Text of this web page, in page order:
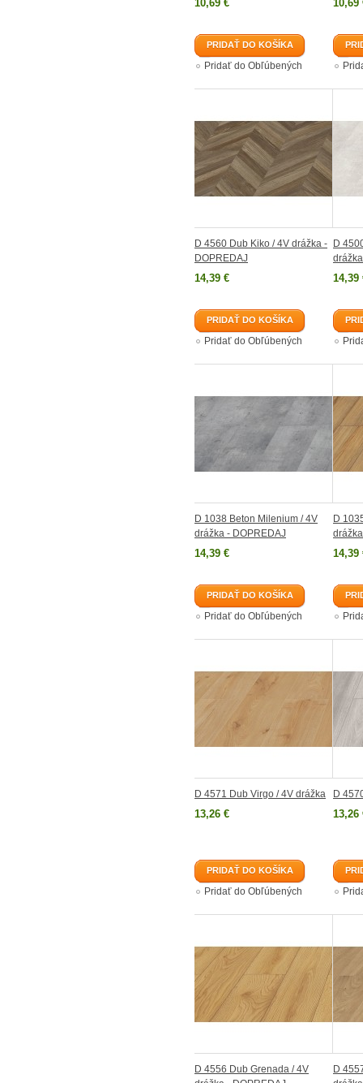
10,69 €
PRIDAŤ DO KOŠÍKA
Pridať do Obľúbených
10,69
D 4560 Dub Kiko / 4V drážka -
DOPREDAJ
14,39 €
PRIDAŤ DO KOŠÍKA
Pridať do Obľúbených
D
14,39
D 1038 Beton Milenium / 4V
drážka - DOPREDAJ
14,39 €
PRIDAŤ DO KOŠÍKA
Pridať do Obľúbených
D
14,39
D 4571 Dub Virgo / 4V drážka
13,26 €
PRIDAŤ DO KOŠÍKA
Pridať do Obľúbených
D
13,26
D 4556 Dub Grenada / 4V
D